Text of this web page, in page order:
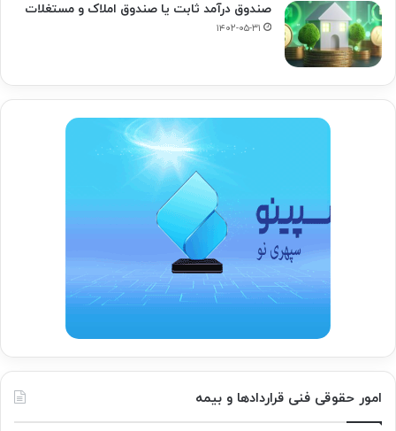
صندوق درآمد ثابت یا صندوق املاک و مستغلات
۱۴۰۲-۰۵-۳۱
امور حقوقی فنی قراردادها و بیمه